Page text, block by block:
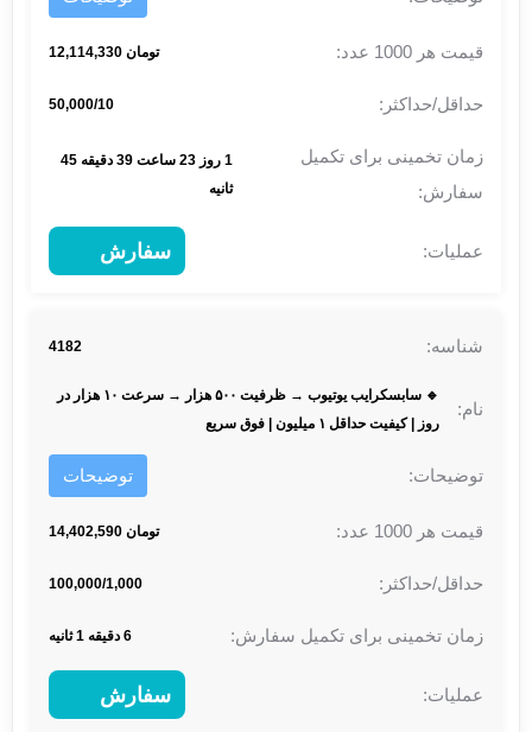
تومان 12,114,330
50,000/10
1 روز 23 ساعت 39 دقیقه 45
ثانیه
سفارش
4182
🔹 سابسکرایب یوتیوب → ظرفیت ۵۰۰ هزار → سرعت ۱۰ هزار در
روز | کیفیت حداقل ۱ میلیون | فوق سریع
توضیحات
تومان 14,402,590
100,000/1,000
6 دقیقه 1 ثانیه
سفارش